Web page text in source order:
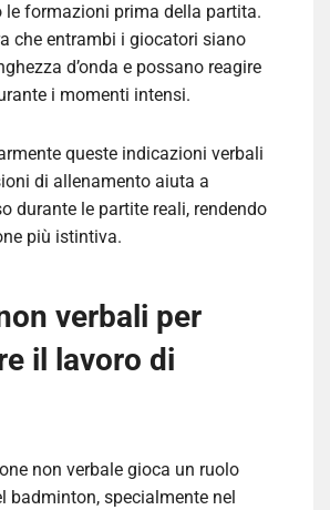
le formazioni prima della partita.
che entrambi i giocatori siano
d’onda e possano reagire
i momenti intensi.
queste indicazioni verbali
di allenamento aiuta a
durante le partite reali, rendendo
più istintiva.
verbali per
il lavoro di
non verbale gioca un ruolo
badminton, specialmente nel